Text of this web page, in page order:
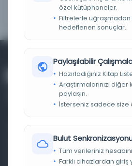
"İlahiler, gazel ve
arasında "On İki
basma eserleri, arşiv belgelerini,
materyalleri bir araya getiren
özel kütüphaneler.
Filtrelerle
hedeflenen sonuçlar.
Paylaşılabilir
Hazırladığınız Kitap
Araştırmalarınızı diğer
paylaşın.
İsterseniz sadece size
Bulut
Tüm verileriniz
Farklı cihazlardan giriş